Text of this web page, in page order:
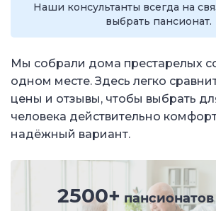
Наши консультанты всегда на
выбрать пансионат.
Мы собрали дома престарелых
одном месте. Здесь легко
цены и отзывы, чтобы выбрать
человека действительно
надёжный вариант.
2500+ пансионатов